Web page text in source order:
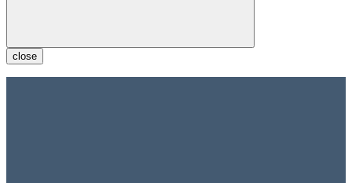
close